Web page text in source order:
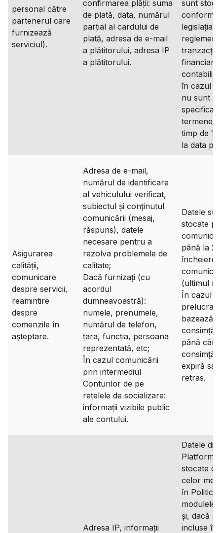
personal către
partenerul care
furnizează
serviciul).
confirmarea plății: suma
de plată, data, numărul
parțial al cardului de
plată, adresa de e-mail
a plătitorului, adresa IP
a plătitorului.
sunt
legislația
financiare
în cazul
nu sunt
specificate
termene
timp de
la data
Asigurarea
calității,
comunicare
despre servicii,
reamintire
despre
comenzile în
așteptare.
Adresa de e-mail,
numărul de identificare
al vehiculului verificat,
subiectul și conținutul
comunicării (mesaj,
răspuns), datele
necesare pentru a
rezolva problemele de
calitate;
Dacă furnizați (cu
acordul
dumneavoastră):
numele, prenumele,
numărul de telefon,
țara, funcția, persoana
reprezentată, etc;
În cazul comunicării
prin intermediul
Conturilor de pe
rețelele de socializare:
informații vizibile public
ale contului.
Datele
stocate
până la 2
încheierea
(ultimul
În cazul
bazează
până când
expiră
retras.
Adresa IP, informații
Datele din
Platformă
stocate
celor
în Politica
modulele
și, dacă
incluse în